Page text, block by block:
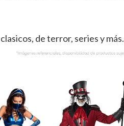
de terror, series y más.